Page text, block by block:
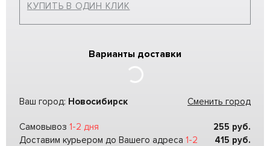
КУПИТЬ В ОДИН КЛИК
Варианты доставки
Ваш город: Новосибирск Сменить город
Самовывоз 1-2 дня 255 руб.
Доставим курьером до Вашего адреса 1-2
415 руб.